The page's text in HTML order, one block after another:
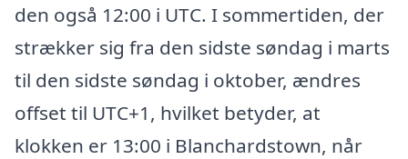
den også 12:00 i UTC. I sommertiden, der
strækker sig fra den sidste søndag i marts
til den sidste søndag i oktober, ændres
offset til UTC+1, hvilket betyder, at
klokken er 13:00 i Blanchardstown, når